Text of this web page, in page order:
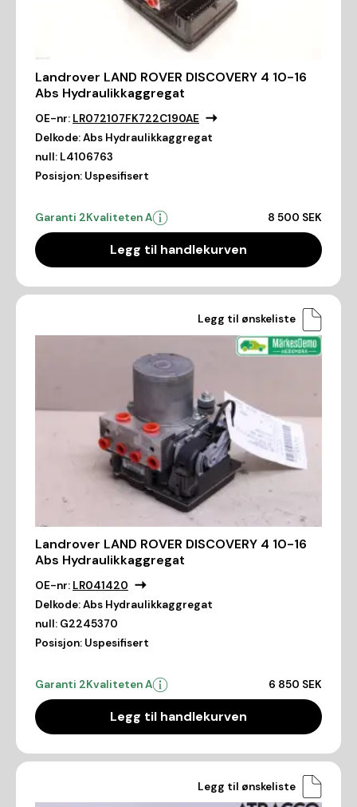
Landrover LAND ROVER DISCOVERY 4 10-16
Abs Hydraulikkaggregat
OE-nr: LR072107FK722C190AE
Delkode:Abs Hydraulikkaggregat
null: L4106763
Posisjon: Uspesifisert
Garanti 2Kvaliteten A 8 500 SEK
Legg til handlekurven
Legg til ønskeliste
Landrover LAND ROVER DISCOVERY 4 10-16
Abs Hydraulikkaggregat
OE-nr: LR041420
Delkode:Abs Hydraulikkaggregat
null: G2245370
Posisjon: Uspesifisert
Garanti 2Kvaliteten A 6 850 SEK
Legg til handlekurven
Legg til ønskeliste